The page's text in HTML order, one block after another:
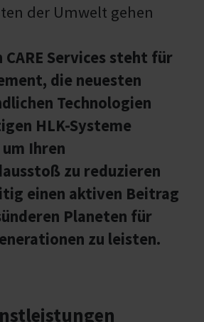
der Umwelt gehen
Services steht für
die neuesten
Technologien
HLK-Systeme
Ihren
zu reduzieren
einen aktiven Beitrag
Planeten für
zu leisten.